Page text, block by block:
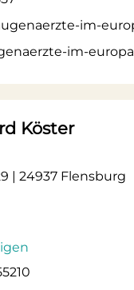
im-
im-
Köster
| 24937 Flensburg